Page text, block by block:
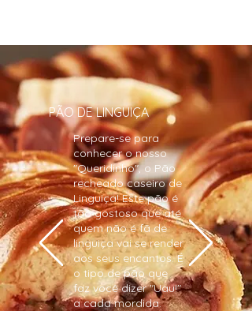
PÃO DE LINGUIÇA
Prepare-se para
conhecer o nosso
"Queridinho", o Pão
recheado caseiro de
Linguiça! Este pão é
tão gostoso que até
quem não é fã de
linguiça vai se render
aos seus encantos. É
o tipo de pão que
faz você dizer "Uau!"
a cada mordida.